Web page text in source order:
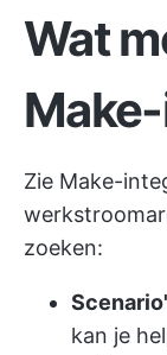
Wat
Zie Make-
zoeken:
kan je